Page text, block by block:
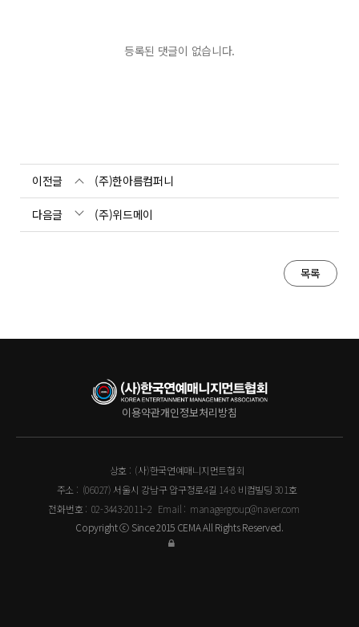
등록된 댓글이 없습니다.
이전글 (주)한아름컴퍼니
다음글 (주)위드메이
목록
이용약관개인정보처리방침
상호 : (사)한국연예매니지먼트협회
주소 : (06027) 서울시 강남구 압구정로4길 14-8 비컴빌딩 301호
전화번호 : 02-3443-2011~2 Email : managergroup@naver.com
Copyright ⓒ Since 2015 CEMA All Rights Reserved.